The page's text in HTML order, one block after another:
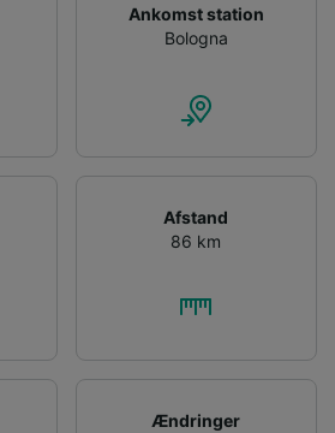
Ankomst station
Bologna
Afstand
86 km
Ændringer